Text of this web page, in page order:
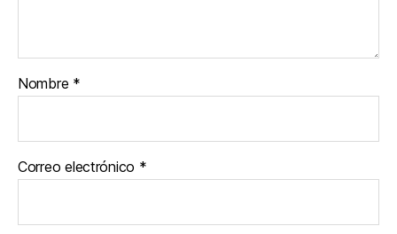
Nombre *
Correo electrónico *